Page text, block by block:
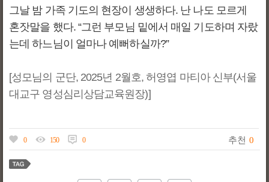
그날 밤 가족 기도의 현장이 생생하다. 난 나도 모르게
혼잣말을 했다. “그런 부모님 밑에서 매일 기도하며 자랐
는데 하느님이 얼마나 예뻐하실까?”
[성모님의 군단, 2025년 2월호, 허영엽 마티아 신부(서울
대교구 영성심리상담교육원장)]
0 150 0 추천 0